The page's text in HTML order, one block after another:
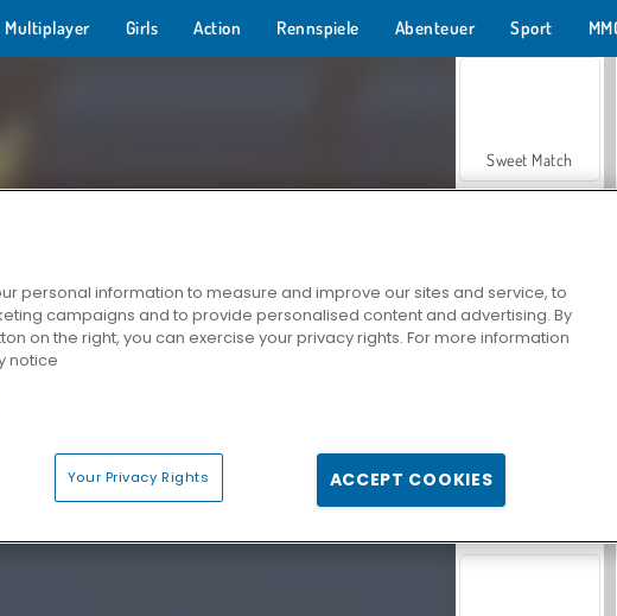
Multiplayer Girls Action Rennspiele Abenteuer Sport
Sweet Match
Zen Solitaire
Farmerama
personal information to measure and improve our sites and service, to
campaigns and to provide personalised content and advertising. By
on the right, you can exercise your privacy rights. For more information
notice
Your Privacy Rights ACCEPT COOKIES